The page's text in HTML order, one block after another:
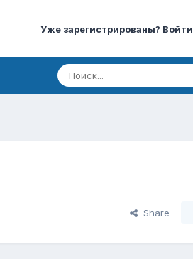
Уже зарегистрированы? Войти
Share